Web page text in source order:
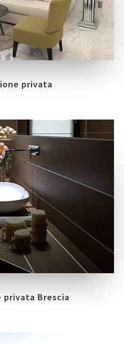
privata
privata Brescia